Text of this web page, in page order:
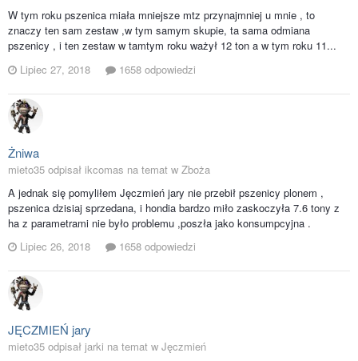
W tym roku pszenica miała mniejsze mtz przynajmniej u mnie , to
znaczy ten sam zestaw ,w tym samym skupie, ta sama odmiana
pszenicy , i ten zestaw w tamtym roku ważył 12 ton a w tym roku 11...
Lipiec 27, 2018
1658 odpowiedzi
Żniwa
mieto35 odpisał ikcomas na temat w Zboża
A jednak się pomyliłem Jęczmień jary nie przebił pszenicy plonem ,
pszenica dzisiaj sprzedana, i hondia bardzo miło zaskoczyła 7.6 tony z
ha z parametrami nie było problemu ,poszła jako konsumpcyjna .
Lipiec 26, 2018
1658 odpowiedzi
JĘCZMIEŃ jary
mieto35 odpisał jarki na temat w Jęczmień